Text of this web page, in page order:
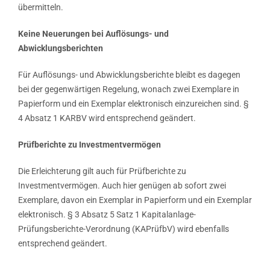
übermitteln.
Keine Neuerungen bei Auflösungs- und
Abwicklungsberichten
Für Auflösungs- und Abwicklungsberichte bleibt es dagegen
bei der gegenwärtigen Regelung, wonach zwei Exemplare in
Papierform und ein Exemplar elektronisch einzureichen sind. §
4 Absatz 1 KARBV wird entsprechend geändert.
Prüfberichte zu Investmentvermögen
Die Erleichterung gilt auch für Prüfberichte zu
Investmentvermögen. Auch hier genügen ab sofort zwei
Exemplare, davon ein Exemplar in Papierform und ein Exemplar
elektronisch. § 3 Absatz 5 Satz 1 Kapitalanlage-
Prüfungsberichte-Verordnung (KAPrüfbV) wird ebenfalls
entsprechend geändert.